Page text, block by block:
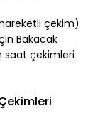
çekim)
Bakacak
saat çekimleri